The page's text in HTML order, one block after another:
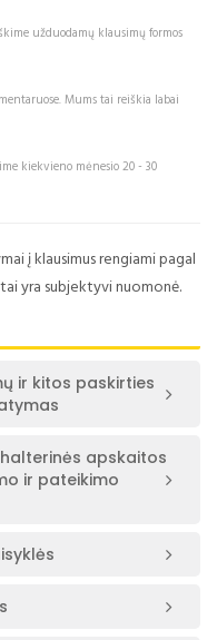
užduodamų klausimų formos
Mums tai reiškia labai
kiekvieno mėnesio 20 - 30
į klausimus rengiami pagal
yra subjektyvi nuomonė.
ir kitos paskirties
apskaitos
ir pateikimo